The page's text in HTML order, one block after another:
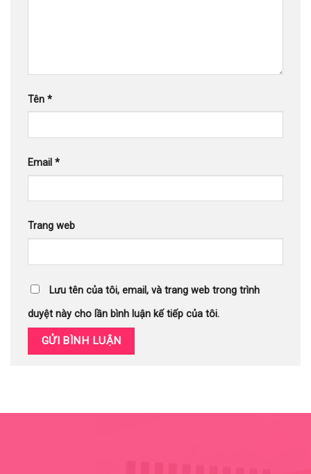
Tên *
Email *
Trang web
Lưu tên của tôi, email, và trang web trong trình
duyệt này cho lần bình luận kế tiếp của tôi.